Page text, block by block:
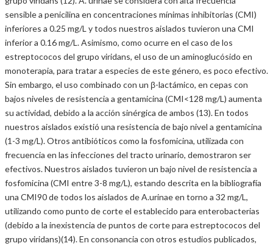
sensible a penicilina en concentraciones mínimas inhibitorias (CMI)
inferiores a 0.25 mg/L y todos nuestros aislados tuvieron una CMI
inferior a 0.16 mg/L. Asimismo, como ocurre en el caso de los
estreptococos del grupo viridans, el uso de un aminoglucósido en
monoterapia, para tratar a especies de este género, es poco efectivo.
Sin embargo, el uso combinado con un β-lactámico, en cepas con
bajos niveles de resistencia a gentamicina (CMI<128 mg/L) aumenta
su actividad, debido a la acción sinérgica de ambos (13). En todos
nuestros aislados existió una resistencia de bajo nivel a gentamicina
(1-3 mg/L). Otros antibióticos como la fosfomicina, utilizada con
frecuencia en las infecciones del tracto urinario, demostraron ser
efectivos. Nuestros aislados tuvieron un bajo nivel de resistencia a
fosfomicina (CMI entre 3-8 mg/L), estando descrita en la bibliografía
una CMI90 de todos los aislados de A.urinae en torno a 32 mg/L,
utilizando como punto de corte el establecido para enterobacterias
(debido a la inexistencia de puntos de corte para estreptococos del
grupo viridans)(14). En consonancia con otros estudios publicados,